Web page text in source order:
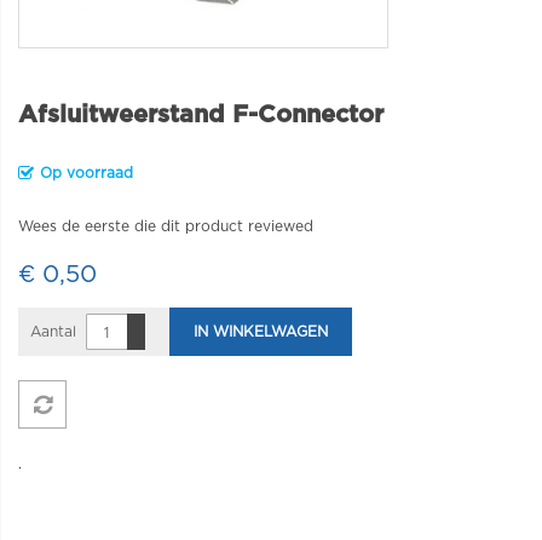
Afsluitweerstand F-Connector
Op voorraad
Wees de eerste die dit product reviewed
€ 0,50
Aantal IN WINKELWAGEN
.